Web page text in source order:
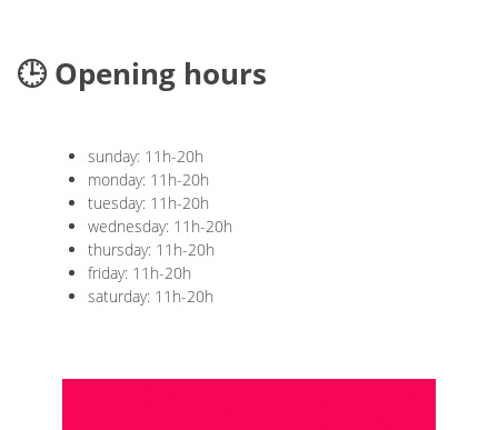
🕒 Opening hours
sunday: 11h-20h
monday: 11h-20h
tuesday: 11h-20h
wednesday: 11h-20h
thursday: 11h-20h
friday: 11h-20h
saturday: 11h-20h